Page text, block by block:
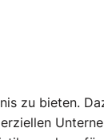
zu bieten.